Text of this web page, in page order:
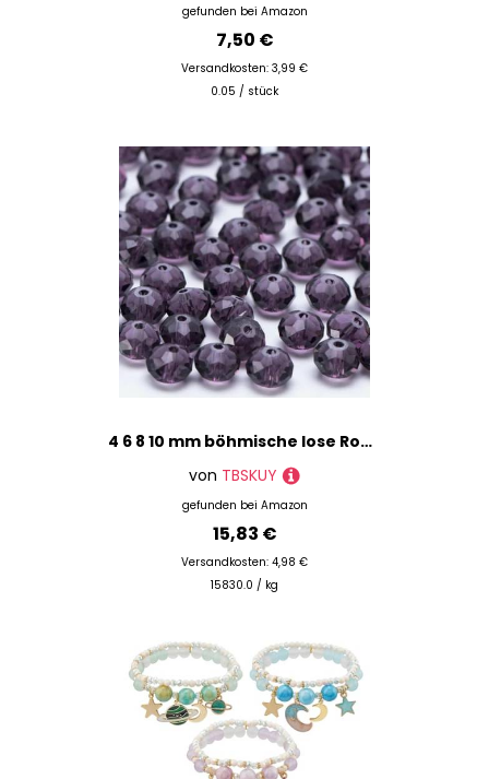
gefunden bei Amazon
7,50 €
Versandkosten: 3,99 €
0.05 / stück
4 6 8 10 mm böhmische lose Rondelle-Kristallperlen zur Schmuckherstellung, DIY-Handarbeit, AB-Farben, Spacer, facettierte Glasperlen – BZ1200 – 14 – 6 mm – 90 Stück
von TBSKUY
gefunden bei Amazon
15,83 €
Versandkosten: 4,98 €
15830.0 / kg